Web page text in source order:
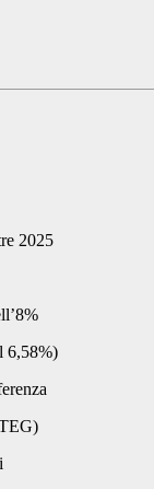
2025
6,58%)